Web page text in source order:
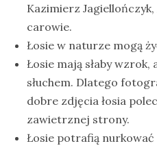
Kazimierz
carowie.
Łosie w naturze mogą
Łosie mają słaby wzrok,
słuchem. Dlatego
dobre zdjęcia łosia
zawietrznej strony.
Łosie potrafią